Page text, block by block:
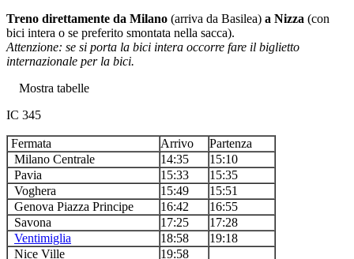
Treno direttamente da Milano (arriva da Basilea) a Nizza (con
bici intera o se preferito smontata nella sacca).
Attenzione: se si porta la bici intera occorre fare il biglietto
internazionale per la bici.
Mostra tabelle
IC 345
Fermata Arrivo
Partenza
Milano Centrale
14:35
15:10
Pavia
15:33
15:35
Voghera
15:49
15:51
Genova Piazza Principe
16:42
16:55
Savona
17:25
17:28
Ventimiglia
18:58
19:18
Nice Ville
19:58